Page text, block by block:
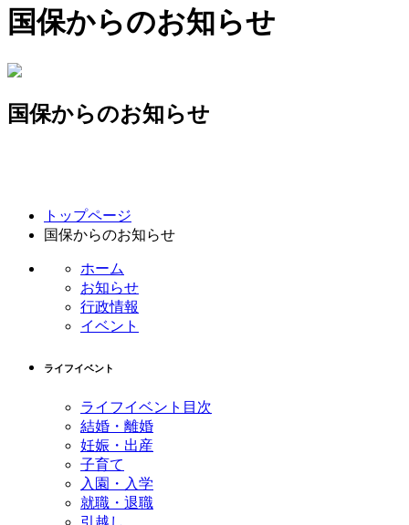
国保からのお知らせ
国保からのお知らせ
トップページ
国保からのお知らせ
ホーム
お知らせ
行政情報
イベント
ライフイベント
ライフイベント目次
結婚・離婚
妊娠・出産
子育て
入園・入学
就職・退職
引越し